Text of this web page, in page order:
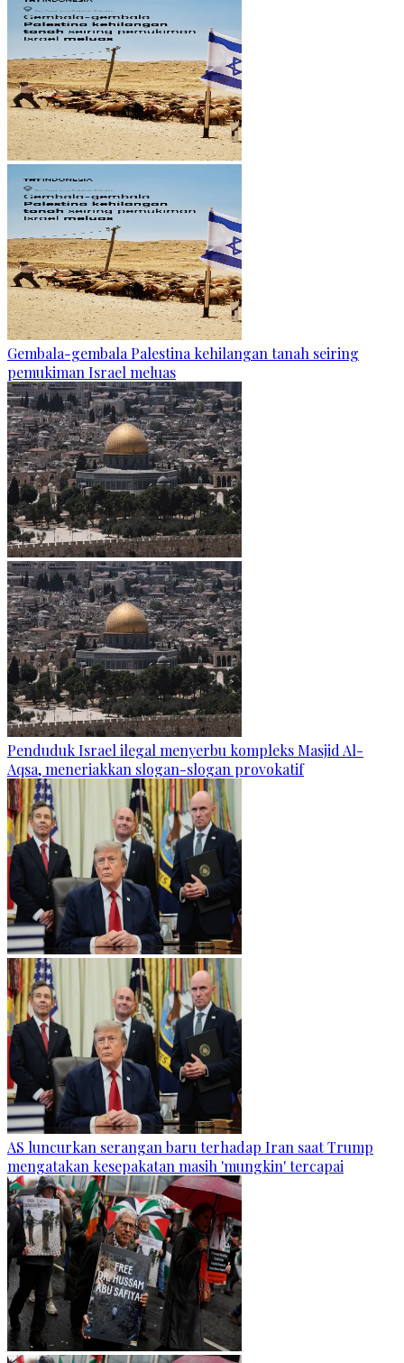
Gembala-gembala Palestina kehilangan tanah seiring
pemukiman Israel meluas
Penduduk Israel ilegal menyerbu kompleks Masjid Al-
Aqsa, meneriakkan slogan-slogan provokatif
AS luncurkan serangan baru terhadap Iran saat Trump
mengatakan kesepakatan masih 'mungkin' tercapai